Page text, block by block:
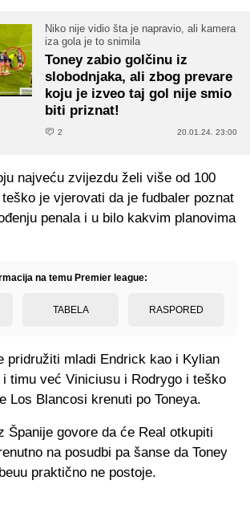
Niko nije vidio šta je napravio, ali kamera
iza gola je to snimila
Toney zabio golčinu iz
slobodnjaka, ali zbog prevare
koju je izveo taj gol nije smio
biti priznat!
2 20.01.24. 23:00
najveću zvijezdu želi više od 100
je vjerovati da je fudbaler poznat
penala i u bilo kakvim planovima
na temu Premier league:
TABELA RASPORED
pridružiti mladi Endrick kao i Kylian
i timu već Viniciusu i Rodrygo i teško
Los Blancosi krenuti po Toneya.
Španije govore da će Real otkupiti
na posudbi pa šanse da Toney
praktično ne postoje.